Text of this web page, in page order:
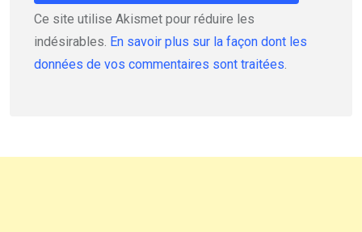
Ce site utilise Akismet pour réduire les
indésirables. En savoir plus sur la façon dont les
données de vos commentaires sont traitées.